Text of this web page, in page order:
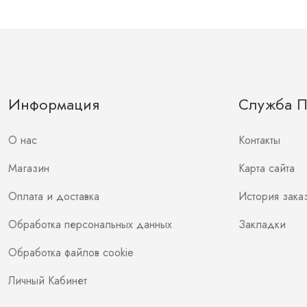
Информация
О нас
Магазин
Оплата и доставка
Обработка персональных данных
Обработка файлов cookie
Личный Кабинет
Служба
Контакты
Карта сайта
История
Закладки